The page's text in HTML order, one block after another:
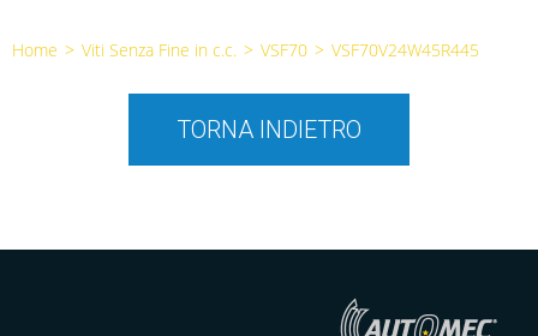
Home > Viti Senza Fine in c.c. > VSF70 > VSF70V24W45R445
TORNA INDIETRO